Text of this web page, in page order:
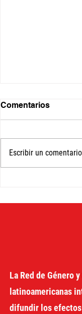
liberazaçao
Comentarios
Escribir un
La Red de Género
latinoamericanas
difundir los